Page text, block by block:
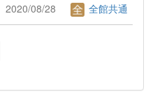
2020/08/28 全館共通